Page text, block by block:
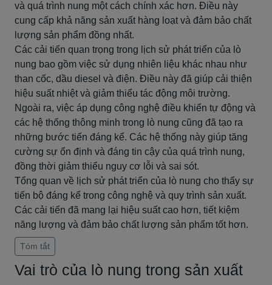
và quá trình nung một cách chính xác hơn. Điều này
cung cấp khả năng sản xuất hàng loạt và đảm bảo chất
lượng sản phẩm đồng nhất.
Các cải tiến quan trọng trong lịch sử phát triển của lò
nung bao gồm việc sử dụng nhiên liệu khác nhau như
than cốc, dầu diesel và điện. Điều này đã giúp cải thiện
hiệu suất nhiệt và giảm thiểu tác động môi trường.
Ngoài ra, việc áp dụng công nghệ điều khiển tự động và
các hệ thống thông minh trong lò nung cũng đã tạo ra
những bước tiến đáng kể. Các hệ thống này giúp tăng
cường sự ổn định và đáng tin cậy của quá trình nung,
đồng thời giảm thiểu nguy cơ lỗi và sai sót.
Tổng quan về lịch sử phát triển của lò nung cho thấy sự
tiến bộ đáng kể trong công nghệ và quy trình sản xuất.
Các cải tiến đã mang lại hiệu suất cao hơn, tiết kiệm
năng lượng và đảm bảo chất lượng sản phẩm tốt hơn.
Tóm tắt
Vai trò của lò nung trong sản xuất